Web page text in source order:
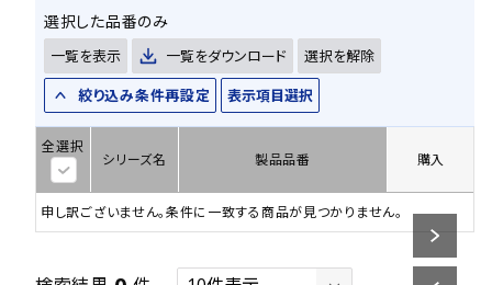
選択した品番のみ
一覧を表示 一覧をダウンロード
選択を解除
絞り込み条件再設定
表示項目選択
全選択
シリーズ名 製品品番 購入
申し訳ございません。条件に一致する商品が見つかりません。